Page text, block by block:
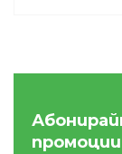
промоции